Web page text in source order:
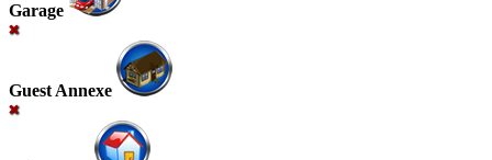
Garage
Guest Annexe